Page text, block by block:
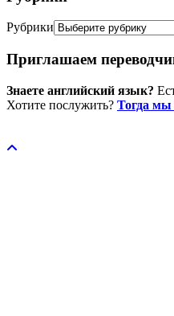
Рубрики
Приглашаем
Знаете английский язык?
Хотите послужить? Тогда